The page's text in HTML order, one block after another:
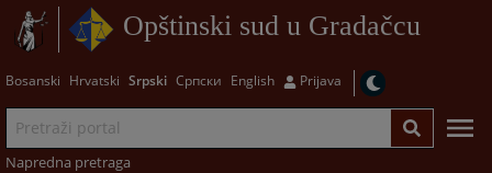
Opštinski sud u Gradačcu
Bosanski Hrvatski Srpski Српски English Prijava
Napredna pretraga